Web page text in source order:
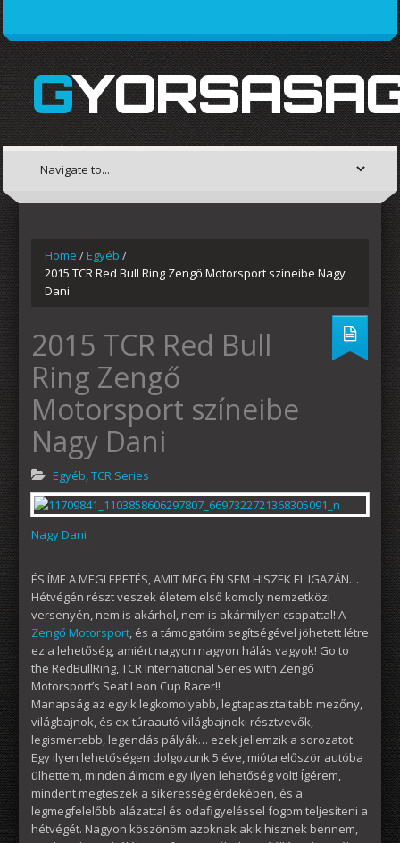
Home /Egyéb /
2015 TCR Red Bull Ring Zengő Motorsport színeibe Nagy
Dani
2015 TCR Red Bull
Ring Zengő
Motorsport színeibe
Nagy Dani
Egyéb,TCR Series
Nagy Dani
ÉS ÍME A MEGLEPETÉS, AMIT MÉG ÉN SEM HISZEK EL IGAZÁN…
Hétvégén részt veszek életem első komoly nemzetközi
versenyén, nem is akárhol, nem is akármilyen csapattal! A
Zengő Motorsport, és a támogatóim segítségével jöhetett létre
ez a lehetőség, amiért nagyon nagyon hálás vagyok! Go to
the RedBullRing, TCR International Series with Zengő
Motorsport’s Seat Leon Cup Racer!!
Manapság az egyik legkomolyabb, legtapasztaltabb mezőny,
világbajnok, és ex-túraautó világbajnoki résztvevők,
legismertebb, legendás pályák… ezek jellemzik a sorozatot.
Egy ilyen lehetőségen dolgozunk 5 éve, mióta először autóba
ülhettem, minden álmom egy ilyen lehetőség volt! Ígérem,
mindent megteszek a sikeresség érdekében, és a
legmegfelelőbb alázattal és odafigyeléssel fogom teljesíteni a
hétvégét. Nagyon köszönöm azoknak akik hisznek bennem,